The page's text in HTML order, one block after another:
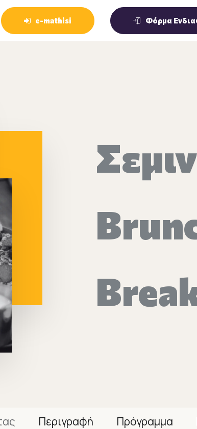
e-mathisi Φόρμα
Περιγραφή Πρόγραμμα